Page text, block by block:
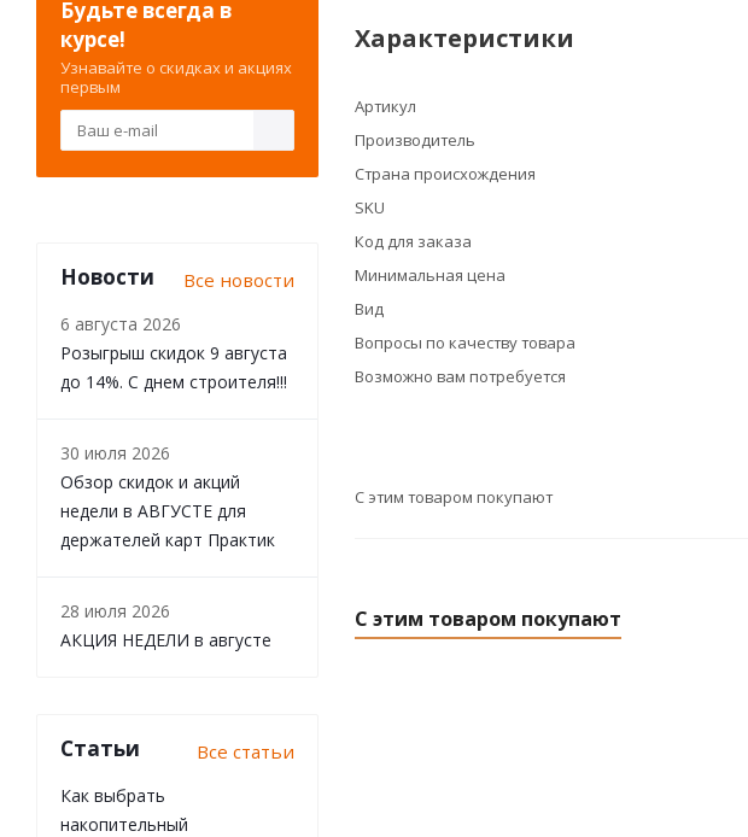
Характеристики
Артикул
Производитель
Страна происхождения
SKU
Код для заказа
Минимальная цена
Вид
Вопросы по качеству товара
Возможно вам потребуется
С этим товаром покупают
С этим товаром покупают
Будьте всегда в
курсе!
Узнавайте о скидках и акциях
первым
Новости Все новости
6 августа 2026
Розыгрыш скидок 9 августа
до 14%. С днем строителя!!!
30 июля 2026
Обзор скидок и акций
недели в АВГУСТЕ для
держателей карт Практик
28 июля 2026
АКЦИЯ НЕДЕЛИ в августе
Статьи Все статьи
Как выбрать
накопительный